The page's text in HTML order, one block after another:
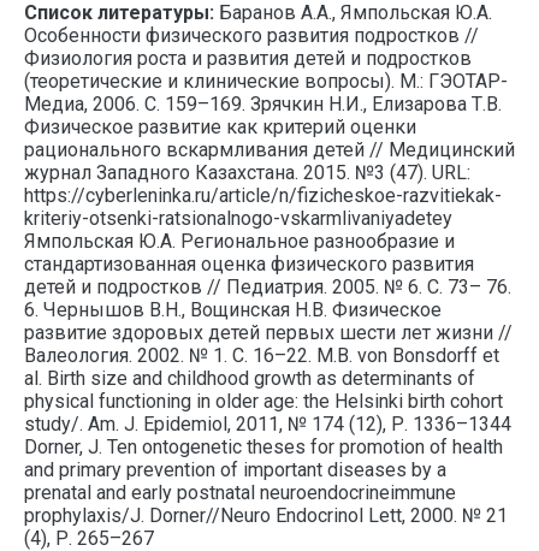
Список литературы: Баранов А.А., Ямпольская Ю.А.
Особенности физического развития подростков //
Физиология роста и развития детей и подростков
(теоретические и клинические вопросы). М.: ГЭОТАР-
Медиа, 2006. С. 159–169. Зрячкин Н.И., Елизарова Т.В.
Физическое развитие как критерий оценки
рационального вскармливания детей // Медицинский
журнал Западного Казахстана. 2015. №3 (47). URL:
https://cyberleninka.ru/article/n/fizicheskoe-razvitiekak-
kriteriy-otsenki-ratsionalnogo-vskarmlivaniyadetey
Ямпольская Ю.А. Региональное разнообразие и
стандартизованная оценка физического развития
детей и подростков // Педиатрия. 2005. № 6. С. 73– 76.
6. Чернышов В.Н., Вощинская Н.В. Физическое
развитие здоровых детей первых шести лет жизни //
Валеология. 2002. № 1. С. 16–22. M.B. von Bonsdorff et
al. Birth size and childhood growth as determinants of
physical functioning in older age: the Helsinki birth cohort
study/. Am. J. Epidemiol, 2011, № 174 (12), Р. 1336–1344
Dorner, J. Ten ontogenetic theses for promotion of health
and primary prevention of important diseases by a
prenatal and early postnatal neuroendocrineimmune
prophylaxis/J. Dorner//Neuro Endocrinol Lett, 2000. № 21
(4), Р. 265–267